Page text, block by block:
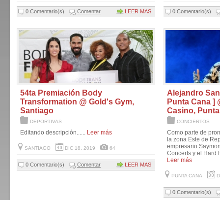
0 Comentario(s) Comentar LEER MAS 0 Comentario(s)
54ta Premiación Body
Transformation @ Gold's Gym,
Santiago
DEPORTIVAS
Editando descripción...... Leer más
SANTIAGO DIC 18, 2019 64
0 Comentario(s) Comentar LEER MAS
Alejandro
Punta Cana ]
Casino,
CONCIERTOS
Como parte de
la zona Este de
empresario
Concerts y el Hard
Leer más
PUNTA CANA
0 Comentario(s)